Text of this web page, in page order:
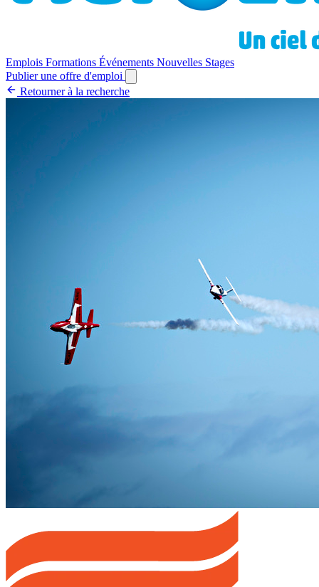
Emplois Formations Événements Nouvelles Stages
Publier une offre d'emploi
Retourner à la recherche